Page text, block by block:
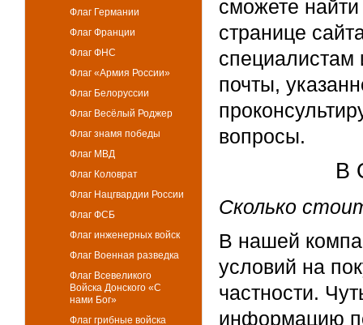
Флаг Германии
Флаг Франции
Флаг ФНС
Флаг «Армия России»
Флаг Белоруссии
Флаг Весёлый Роджер
Флаг знамя победы
Флаг МВД
Флаг Коловрат
Флаг Нацгвардии России
Флаг ФСБ
Флаг инженерных войск
Флаг Военная разведка
Флаг Всевеликого
Войска Донского «С
нами Бог»
Флаг грибные войска
сможете
странице
специалистам
почты,
вопросы.
В
Сколько
В нашей
условий на
частности.
информацию